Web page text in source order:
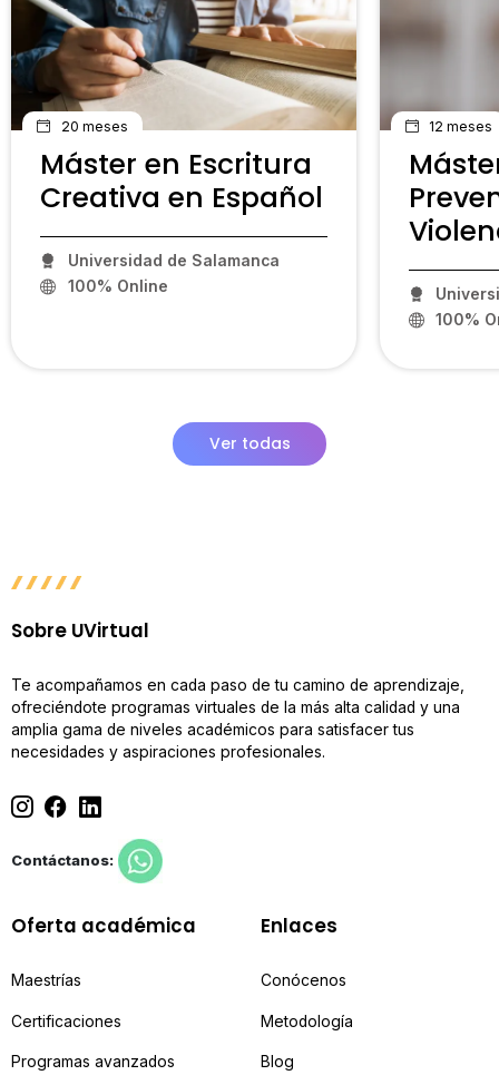
20 meses
Máster en Escritura
Creativa en Español
Universidad de Salamanca
100% Online
12 meses
100%
Ver todas
Sobre UVirtual
Te acompañamos en cada paso de tu camino de aprendizaje,
ofreciéndote programas virtuales de la más alta calidad y una
amplia gama de niveles académicos para satisfacer tus
necesidades y aspiraciones profesionales.
Contáctanos:
Oferta académica
Maestrías
Certificaciones
Programas avanzados
Enlaces
Conócenos
Metodología
Blog